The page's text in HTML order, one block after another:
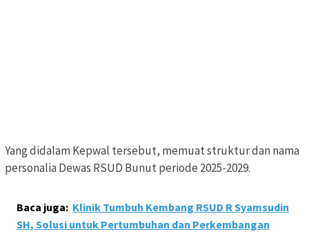
Yang didalam Kepwal tersebut, memuat struktur dan nama
personalia Dewas RSUD Bunut periode 2025-2029.
Baca juga: Klinik Tumbuh Kembang RSUD R Syamsudin
SH, Solusi untuk Pertumbuhan dan Perkembangan